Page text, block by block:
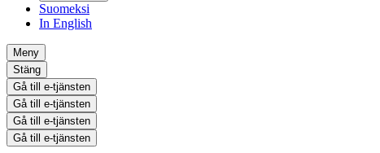
Suomeksi
In English
Meny
Stäng
Gå till e-tjänsten
Gå till e-tjänsten
Gå till e-tjänsten
Gå till e-tjänsten